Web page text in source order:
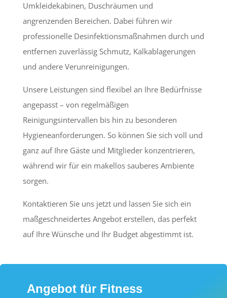
Umkleidekabinen, Duschräumen und
angrenzenden Bereichen. Dabei führen wir
professionelle Desinfektionsmaßnahmen durch und
entfernen zuverlässig Schmutz, Kalkablagerungen
und andere Verunreinigungen.
Unsere Leistungen sind flexibel an Ihre Bedürfnisse
angepasst – von regelmäßigen
Reinigungsintervallen bis hin zu besonderen
Hygieneanforderungen. So können Sie sich voll und
ganz auf Ihre Gäste und Mitglieder konzentrieren,
während wir für ein makellos sauberes Ambiente
sorgen.
Kontaktieren Sie uns jetzt und lassen Sie sich ein
maßgeschneidertes Angebot erstellen, das perfekt
auf Ihre Wünsche und Ihr Budget abgestimmt ist.
Angebot für Fitness